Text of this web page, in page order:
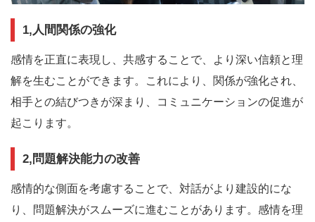
1,人間関係の強化
感情を正直に表現し、共感することで、より深い信頼と理
解を生むことができます。これにより、関係が強化され、
相手との結びつきが深まり、コミュニケーションの促進が
起こります。
2,問題解決能力の改善
感情的な側面を考慮することで、対話がより建設的にな
り、問題解決がスムーズに進むことがあります。感情を理